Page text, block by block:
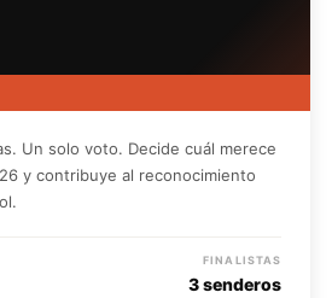
Un solo voto. Decide cuál merece
y contribuye al reconocimiento
FINALISTAS
3 senderos